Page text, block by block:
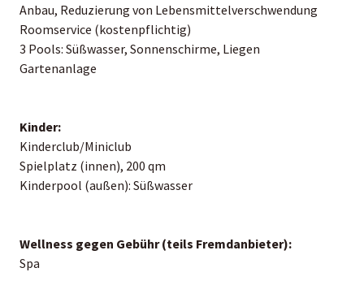
Anbau, Reduzierung von Lebensmittelverschwendung
Roomservice (kostenpflichtig)
3 Pools: Süßwasser, Sonnenschirme, Liegen
Gartenanlage
Kinder:
Kinderclub/Miniclub
Spielplatz (innen), 200 qm
Kinderpool (außen): Süßwasser
Wellness gegen Gebühr (teils Fremdanbieter):
Spa